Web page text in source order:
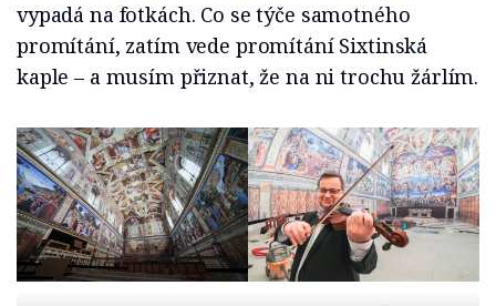
vypadá na fotkách. Co se týče samotného
promítání, zatím vede promítání Sixtinská
kaple – a musím přiznat, že na ni trochu žárlím.